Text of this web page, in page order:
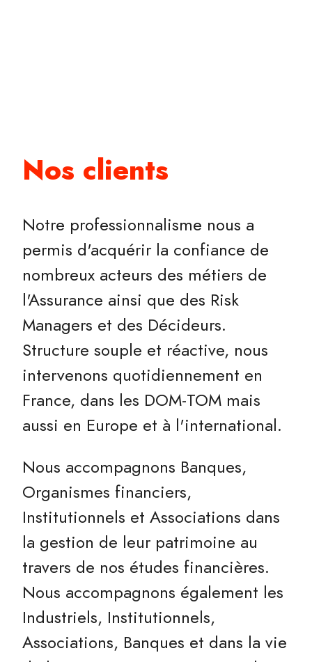
Nos clients
Notre professionnalisme nous a
permis d'acquérir la confiance de
nombreux acteurs des métiers de
l'Assurance ainsi que des Risk
Managers et des Décideurs.
Structure souple et réactive, nous
intervenons quotidiennement en
France, dans les DOM-TOM mais
aussi en Europe et à l'international.
Nous accompagnons Banques,
Organismes financiers,
Institutionnels et Associations dans
la gestion de leur patrimoine au
travers de nos études financières.
Nous accompagnons également les
Industriels, Institutionnels,
Associations, Banques et dans la vie